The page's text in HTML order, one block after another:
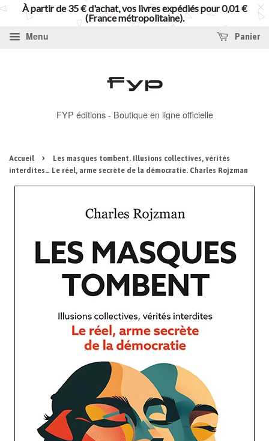
Menu Panier
FYP éditions - Boutique en ligne officielle
Accueil ›
Les masques tombent. Illusions collectives, vérités
interdites… Le réel, arme secrète de la démocratie. Charles Rojzman
À partir de 35 € d'achat, vos livres expédiés pour 0,01 €
(France métropolitaine).